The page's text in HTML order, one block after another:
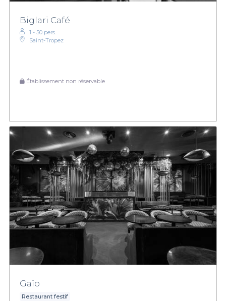
Biglari Café
1 - 50 pers.
Saint-Tropez
Établissement non réservable
Gaïo
Restaurant festif